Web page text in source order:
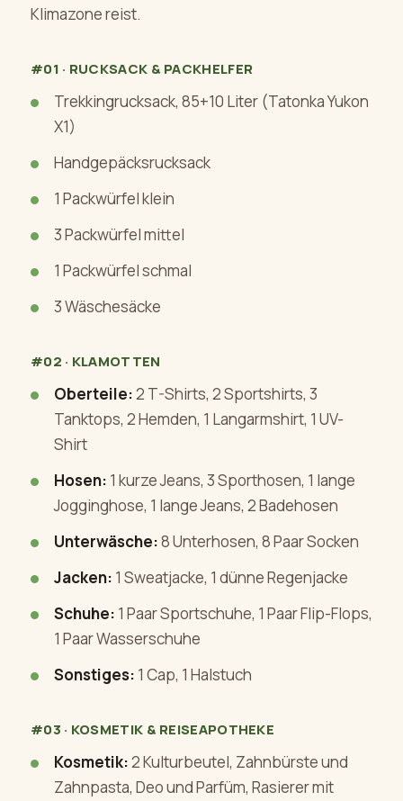
Klimazone reist.
#01 · RUCKSACK & PACKHELFER
Trekkingrucksack, 85+10 Liter (Tatonka Yukon
X1)
Handgepäcksrucksack
1 Packwürfel klein
3 Packwürfel mittel
1 Packwürfel schmal
3 Wäschesäcke
#02 · KLAMOTTEN
Oberteile:2 T-Shirts, 2 Sportshirts, 3
Tanktops, 2 Hemden, 1 Langarmshirt, 1 UV-
Shirt
Hosen: 1 kurze Jeans, 3 Sporthosen, 1 lange
Jogginghose, 1 lange Jeans, 2 Badehosen
Unterwäsche:8 Unterhosen, 8 Paar Socken
Jacken: 1 Sweatjacke, 1 dünne Regenjacke
Schuhe: 1 Paar Sportschuhe, 1 Paar Flip-Flops,
1 Paar Wasserschuhe
Sonstiges: 1 Cap, 1 Halstuch
#03 · KOSMETIK & REISEAPOTHEKE
Kosmetik:2 Kulturbeutel, Zahnbürste und
Zahnpasta, Deo und Parfüm, Rasierer mit